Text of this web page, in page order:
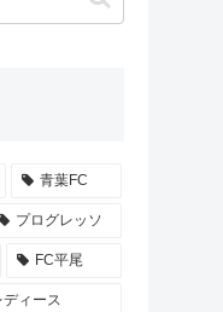
青葉FC
プログレッソ
FC平尾
ィース